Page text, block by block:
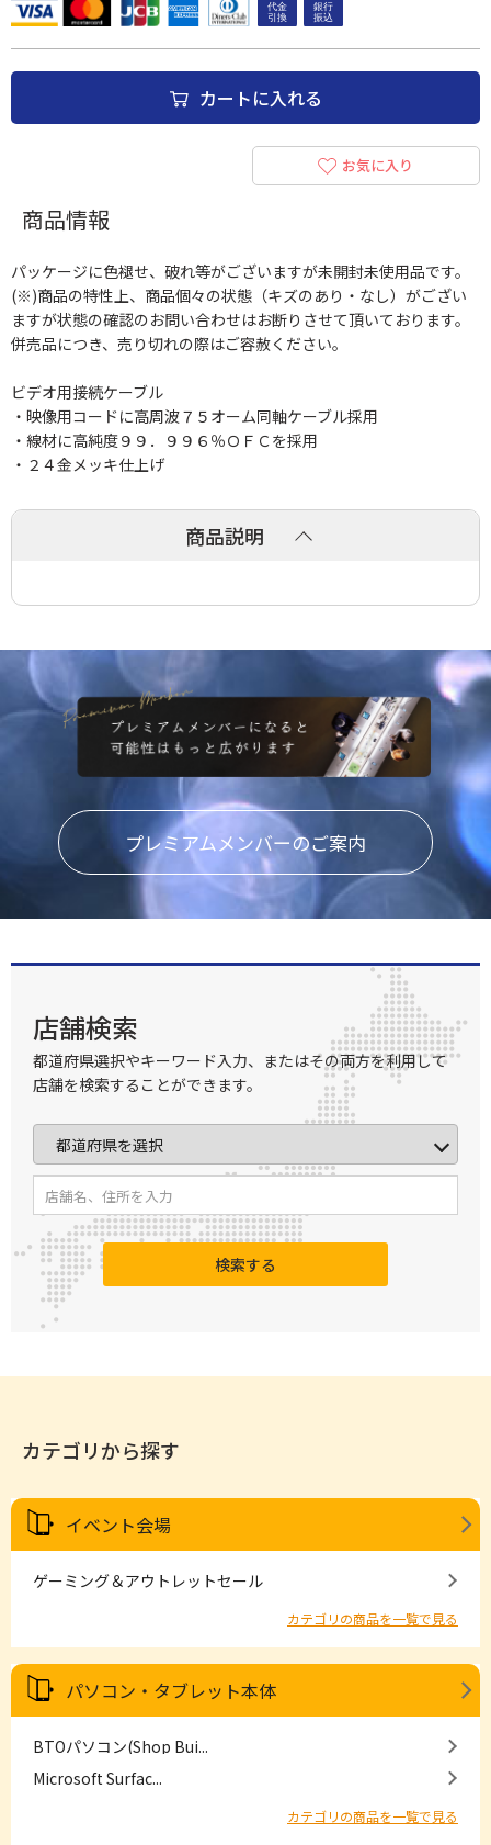
カートに入れる
お気に入り
商品情報
パッケージに色褪せ、破れ等がございますが未開封未使用品です。
(※)商品の特性上、商品個々の状態（キズのあり・なし）がござい
ますが状態の確認のお問い合わせはお断りさせて頂いております。
併売品につき、売り切れの際はご容赦ください。
ビデオ用接続ケーブル
・映像用コードに高周波７５オーム同軸ケーブル採用
・線材に高純度９９．９９６％ＯＦＣを採用
・２４金メッキ仕上げ
商品説明
プレミアムメンバーのご案内
店舗検索
都道府県選択やキーワード入力、またはその両方を利用して
店舗を検索することができます。
検索する
カテゴリから探す
イベント会場
ゲーミング＆アウトレットセール
カテゴリの商品を一覧で見る
パソコン・タブレット本体
BTOパソコン(Shop Bui...
Microsoft Surfac...
カテゴリの商品を一覧で見る